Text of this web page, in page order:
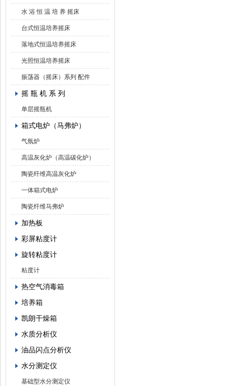
水 浴 恒 温 培 养 摇床
台式恒温培养摇床
落地式恒温培养摇床
光照恒温培养摇床
振荡器（摇床）系列 配件
摇 瓶 机 系 列
单层摇瓶机
箱式电炉（马弗炉）
气氛炉
高温灰化炉（高温碳化炉）
陶瓷纤维高温灰化炉
一体箱式电炉
陶瓷纤维马弗炉
加热板
彩屏粘度计
旋转粘度计
粘度计
热空气消毒箱
培养箱
凯朗干燥箱
水质分析仪
油品闪点分析仪
水分测定仪
基础型水分测定仪